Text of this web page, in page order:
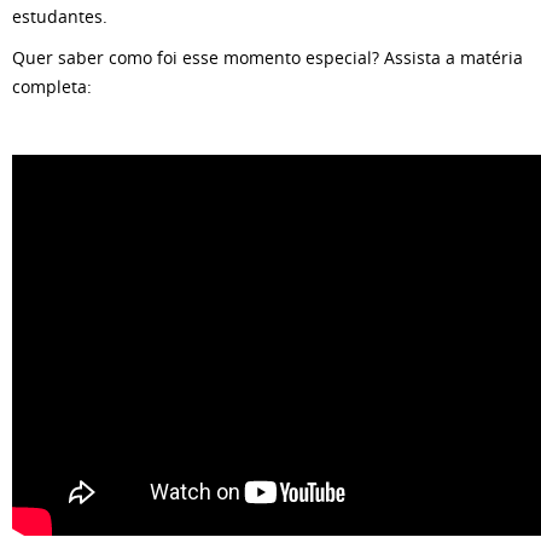
estudantes.
Quer saber como foi esse momento especial? Assista a matéria
completa: